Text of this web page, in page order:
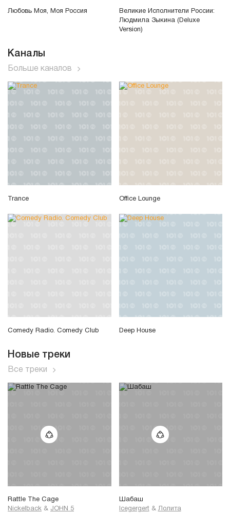
Любовь Моя, Моя Россия
Великие Исполнители России:
Людмила Зыкина (Deluxe
Version)
Каналы
Больше каналов
Trance Office Lounge
Comedy Radio. Comedy Club Deep House
Новые треки
Все треки
Rattle The Cage
Nickelback & JOHN 5
Шабаш
Icegergert & Лолита